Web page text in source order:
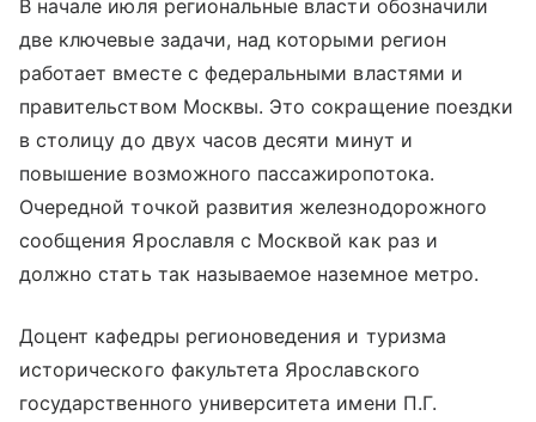
В начале июля региональные власти обозначили
две ключевые задачи, над которыми регион
работает вместе с федеральными властями и
правительством Москвы. Это сокращение поездки
в столицу до двух часов десяти минут и
повышение возможного пассажиропотока.
Очередной точкой развития железнодорожного
сообщения Ярославля с Москвой как раз и
должно стать так называемое наземное метро.
Доцент кафедры регионоведения и туризма
исторического факультета Ярославского
государственного университета имени П.Г.